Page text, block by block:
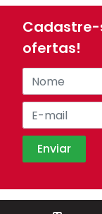
Cadastre-
ofertas!